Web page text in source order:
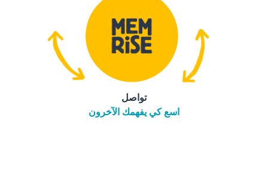
تواصل
اسع كي يفهمك الآخرون